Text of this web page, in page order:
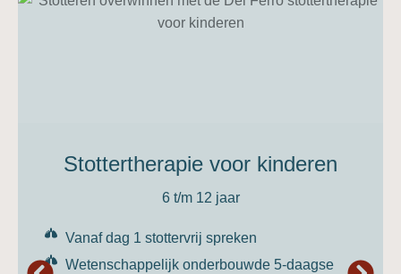
Stottertherapie voor kinderen
6 t/m 12 jaar
Vanaf dag 1 stottervrij spreken
Wetenschappelijk onderbouwde 5-daagse